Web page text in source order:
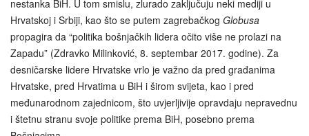
nestanka BiH. U tom smislu, zlurado zaključuju neki mediji u
Hrvatskoj i Srbiji, kao što se putem zagrebačkog Globusa
propagira da “politika bošnjačkih lidera očito više ne prolazi na
Zapadu” (Zdravko Milinković, 8. septembar 2017. godine). Za
desničarske lidere Hrvatske vrlo je važno da pred građanima
Hrvatske, pred Hrvatima u BiH i širom svijeta, kao i pred
međunarodnom zajednicom, što uvjerljivije opravdaju nepravednu
i štetnu stranu svoje politike prema BiH, posebno prema